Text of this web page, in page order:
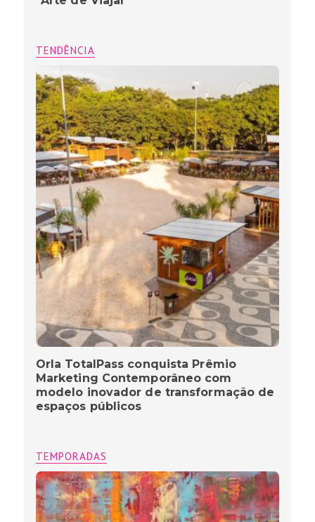
TENDÊNCIA
Orla TotalPass conquista Prêmio
Marketing Contemporâneo com
modelo inovador de transformação de
espaços públicos
TEMPORADAS